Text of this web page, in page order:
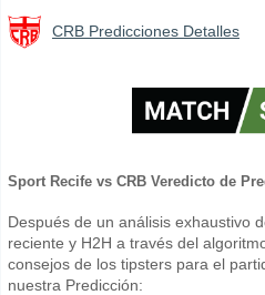
CRB Predicciones Detalles
Sport Recife vs CRB Veredicto de
Después de un análisis exhaustivo
reciente y H2H a través del
consejos de los tipsters para el
nuestra Predicción: